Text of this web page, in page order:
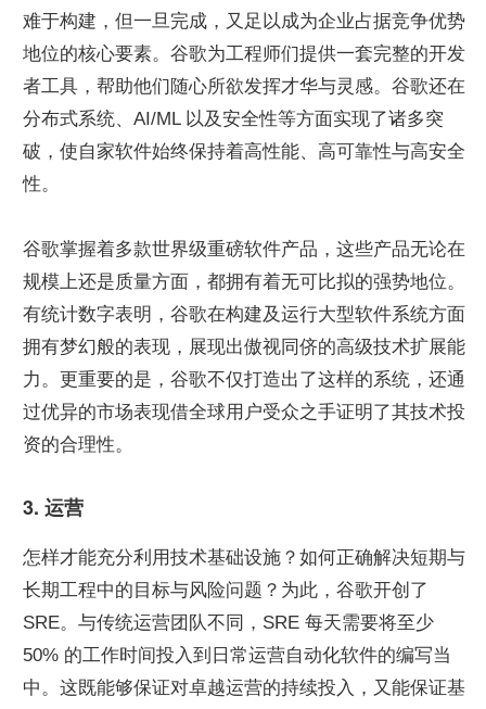
难于构建，但一旦完成，又足以成为企业占据竞争优势
地位的核心要素。谷歌为工程师们提供一套完整的开发
者工具，帮助他们随心所欲发挥才华与灵感。谷歌还在
分布式系统、AI/ML 以及安全性等方面实现了诸多突
破，使自家软件始终保持着高性能、高可靠性与高安全
性。
谷歌掌握着多款世界级重磅软件产品，这些产品无论在
规模上还是质量方面，都拥有着无可比拟的强势地位。
有统计数字表明，谷歌在构建及运行大型软件系统方面
拥有梦幻般的表现，展现出傲视同侪的高级技术扩展能
力。更重要的是，谷歌不仅打造出了这样的系统，还通
过优异的市场表现借全球用户受众之手证明了其技术投
资的合理性。
3. 运营
怎样才能充分利用技术基础设施？如何正确解决短期与
长期工程中的目标与风险问题？为此，谷歌开创了
SRE。与传统运营团队不同，SRE 每天需要将至少
50% 的工作时间投入到日常运营自动化软件的编写当
中。这既能够保证对卓越运营的持续投入，又能保证基